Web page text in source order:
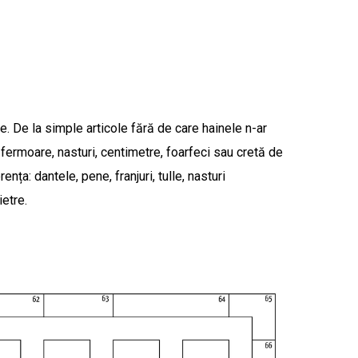
De la simple articole fără de care hainele n-ar
fermoare, nasturi, centimetre, foarfeci sau cretă de
dantele, pene, franjuri, tulle, nasturi